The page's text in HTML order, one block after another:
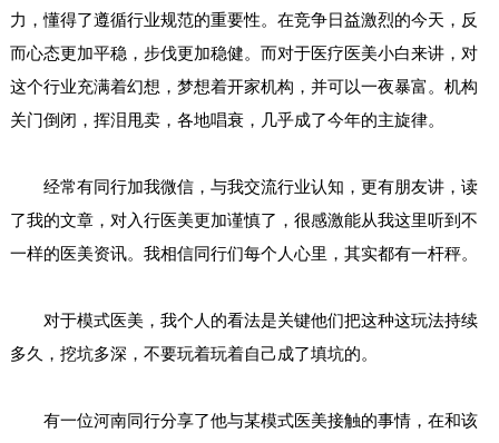
力，懂得了遵循行业规范的重要性。在竞争日益激烈的今天，反
而心态更加平稳，步伐更加稳健。而对于医疗医美小白来讲，对
这个行业充满着幻想，梦想着开家机构，并可以一夜暴富。机构
关门倒闭，挥泪甩卖，各地唱衰，几乎成了今年的主旋律。
经常有同行加我微信，与我交流行业认知，更有朋友讲，读
了我的文章，对入行医美更加谨慎了，很感激能从我这里听到不
一样的医美资讯。我相信同行们每个人心里，其实都有一杆秤。
对于模式医美，我个人的看法是关键他们把这种这玩法持续
多久，挖坑多深，不要玩着玩着自己成了填坑的。
有一位河南同行分享了他与某模式医美接触的事情，在和该